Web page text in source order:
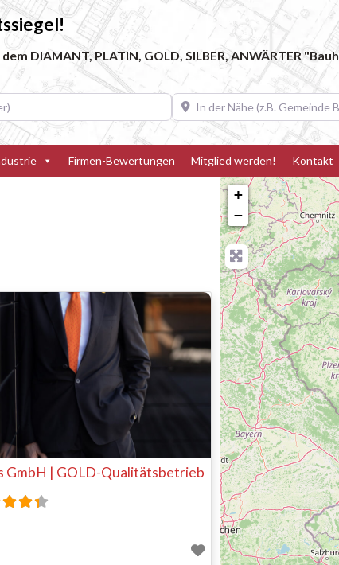
DIAMANT, PLATIN, GOLD, SILBER, ANWÄRTER
In der Nähe (z.B. Gemeinde Baden)
Firmen-Bewertungen Mitglied werden! Kontakt
GmbH | GOLD-Qualitätsbetrieb
+
−